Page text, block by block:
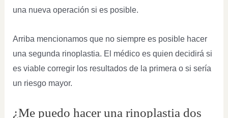
una nueva operación si es posible.
Arriba mencionamos que no siempre es posible hacer
una segunda rinoplastia. El médico es quien decidirá si
es viable corregir los resultados de la primera o si sería
un riesgo mayor.
¿Me puedo hacer una rinoplastia dos